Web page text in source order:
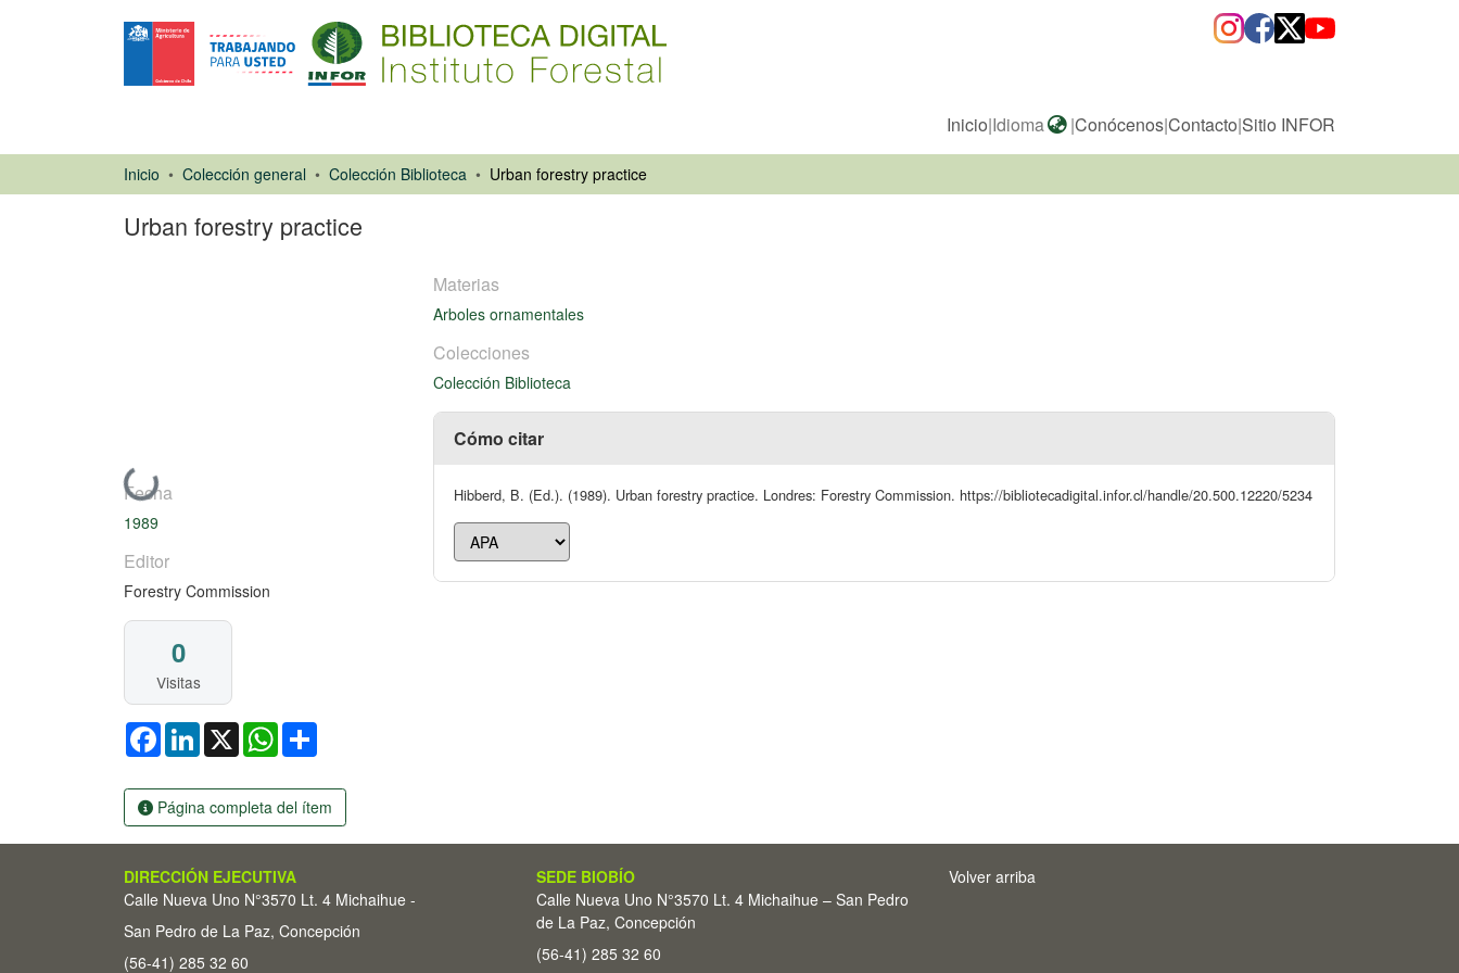
Inicio|Idioma |Conócenos|Contacto|Sitio INFOR
Inicio Colección general Colección Biblioteca Urban forestry practice
Urban forestry practice
Cargando...
Fecha
1989
Editor
Forestry Commission
0
Visitas
FacebookLinkedIn
X WhatsApp
Página completa del ítem
Materias
Arboles ornamentales
Colecciones
Colección Biblioteca
Cómo citar
Hibberd, B. (Ed.). (1989). Urban forestry practice. Londres: Forestry Commission. https://bibliotecadigital.infor.cl/handle/20.500.12220/5234
DIRECCIÓN EJECUTIVA
Calle Nueva Uno N°3570 Lt. 4 Michaihue -
San Pedro de La Paz, Concepción
(56-41) 285 32 60
SEDE BIOBÍO
Calle Nueva Uno N°3570 Lt. 4 Michaihue – San Pedro
de La Paz, Concepción
(56-41) 285 32 60
Volver arriba